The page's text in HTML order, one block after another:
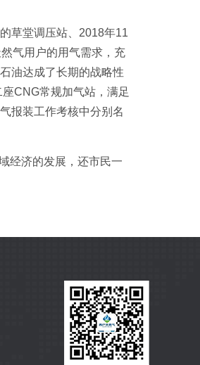
草堂调压站、2018年11
气用户的用气需求，充
油达成了长期的战略性
CNG常规加气站，满足
报装工作考核中分别名
经济的发展，还市民一